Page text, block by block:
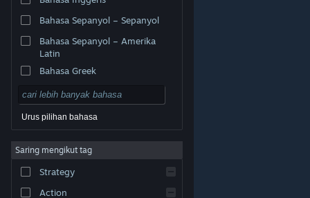
© Valve Corporation. Hak cipta terpelihara. Semua
tanda dagangan ialah hak milik pemilik masing-masing
Perundangan|Accessibility
Steam| Bayaran balik
Bahasa Sepanyol – Sepanyol
Bahasa Sepanyol – Amerika
Latin
Bahasa Greek
Urus pilihan bahasa
Saring mengikut tag
Strategy
Action